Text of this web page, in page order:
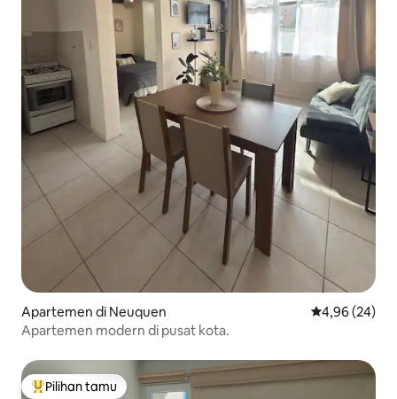
Apartemen di Neuquen Nilai rata-rata
4,96 (24)
Apartemen modern di pusat kota.
Pilihan tamu terpopuler
Pilihan tamu